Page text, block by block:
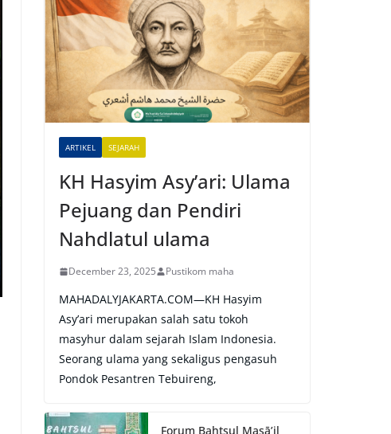
ARTIKEL SEJARAH
KH Hasyim Asy’ari: Ulama
Pejuang dan Pendiri
Nahdlatul ulama
December 23, 2025 Pustikom maha
MAHADALYJAKARTA.COM—KH Hasyim
Asy’ari merupakan salah satu tokoh
masyhur dalam sejarah Islam Indonesia.
Seorang ulama yang sekaligus pengasuh
Pondok Pesantren Tebuireng,
Forum Bahtsul Masā’il